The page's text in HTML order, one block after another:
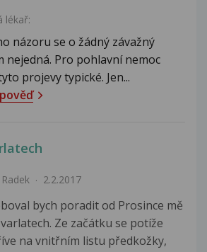
lékař:
názoru se o žádný závažný
nejedná. Pro pohlavní nemoc
projevy typické. Jen...
Radek 2.2.2017
bych poradit od Prosince mě
Ze začátku se potíže
na vnitřním listu předkožky,